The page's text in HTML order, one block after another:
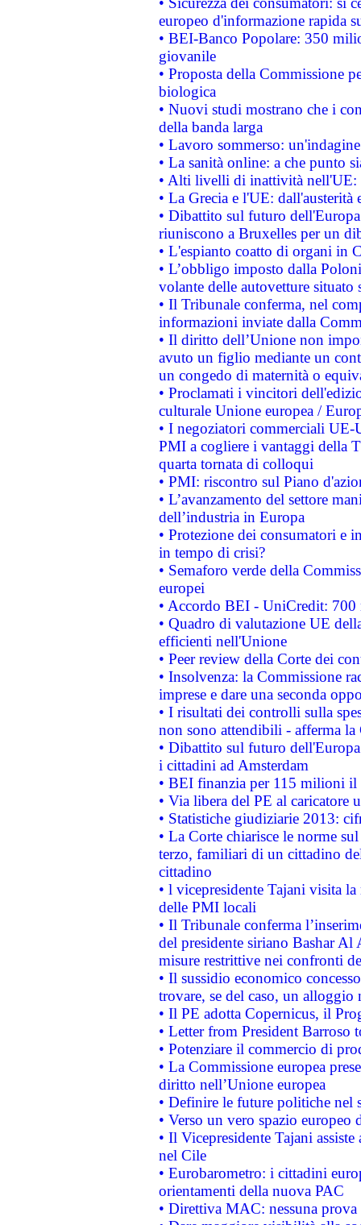
europeo d'informazione rapida
• BEI-Banco Popolare: 350
giovanile
• Proposta della Commissione
biologica
• Nuovi studi mostrano che i
della banda larga
• Lavoro sommerso:
• La sanità online: a che punto
• Alti livelli di inattività nell'UE:
• La Grecia e l'UE: dall'austerità
• Dibattito sul futuro
riuniscono a Bruxelles per un
• L'espianto coatto di organi in
• L’obbligo imposto dalla
volante delle autovetture
• Il Tribunale conferma, nel
informazioni inviate dalla
• Il diritto dell’Unione non
avuto un figlio mediante un
un congedo di maternità o
• Proclamati i vincitori
culturale Unione europea /
• I negoziatori commerciali UE-
PMI a cogliere i vantaggi della
quarta tornata di colloqui
• PMI: riscontro sul Piano
• L’avanzamento del settore
dell’industria in Europa
• Protezione dei consumatori e
in tempo di crisi?
• Semaforo verde della
europei
• Accordo BEI - UniCredit:
• Quadro di valutazione UE
efficienti nell'Unione
• Peer review della Corte dei
• Insolvenza: la Commissione
imprese e dare una seconda
• I risultati dei controlli sulla
non sono attendibili - afferma la
• Dibattito sul futuro
i cittadini ad Amsterdam
• BEI finanzia per 115 milioni
• Via libera del PE al caricatore
• Statistiche giudiziarie 2013:
• La Corte chiarisce le norme
terzo, familiari di un cittadino
cittadino
• l vicepresidente Tajani visita
delle PMI locali
• Il Tribunale conferma
del presidente siriano Bashar Al
misure restrittive nei confronti
• Il sussidio economico
trovare, se del caso, un
• Il PE adotta Copernicus, il
• Letter from President Barroso
• Potenziare il commercio di
• La Commissione europea
diritto nell’Unione europea
• Definire le future politiche nel
• Verso un vero spazio
• Il Vicepresidente Tajani
nel Cile
• Eurobarometro: i cittadini
orientamenti della nuova PAC
• Direttiva MAC: nessuna